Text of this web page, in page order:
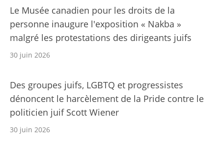
Le Musée canadien pour les droits de la
personne inaugure l'exposition « Nakba »
malgré les protestations des dirigeants juifs
30 juin 2026
Des groupes juifs, LGBTQ et progressistes
dénoncent le harcèlement de la Pride contre le
politicien juif Scott Wiener
30 juin 2026